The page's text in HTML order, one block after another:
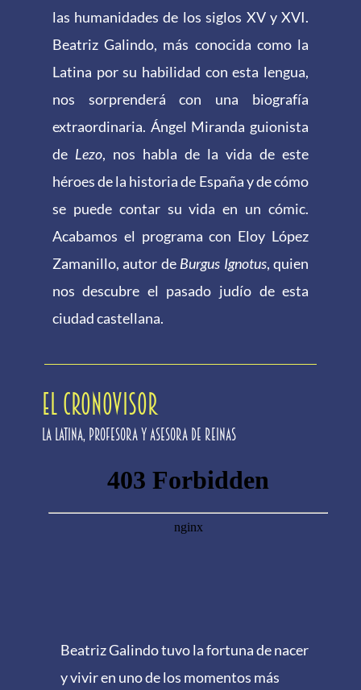
las humanidades de los siglos XV y XVI.
Beatriz Galindo, más conocida como la
Latina por su habilidad con esta lengua,
nos sorprenderá con una biografía
extraordinaria. Ángel Miranda guionista
de Lezo, nos habla de la vida de este
héroes de la historia de España y de cómo
se puede contar su vida en un cómic.
Acabamos el programa con Eloy López
Zamanillo, autor de Burgus Ignotus, quien
nos descubre el pasado judío de esta
ciudad castellana.
EL CRONOVISOR
La latina, profesora y asesora de reinas
Beatriz Galindo tuvo la fortuna de nacer
y vivir en uno de los momentos más